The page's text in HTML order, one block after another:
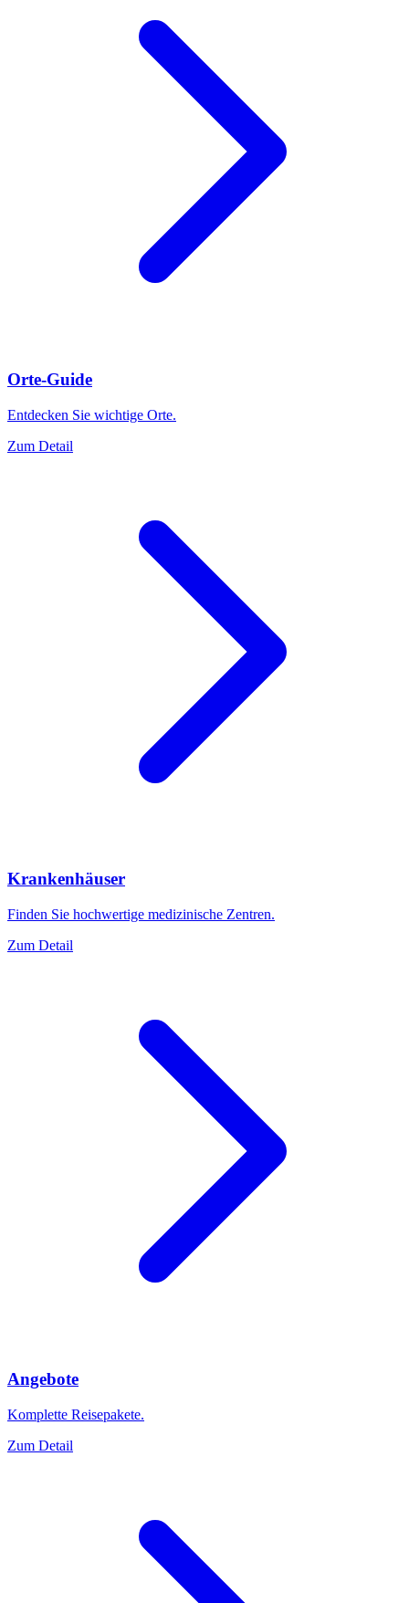
Orte-Guide
Entdecken Sie wichtige Orte.
Zum Detail
Krankenhäuser
Finden Sie hochwertige medizinische Zentren.
Zum Detail
Angebote
Komplette Reisepakete.
Zum Detail